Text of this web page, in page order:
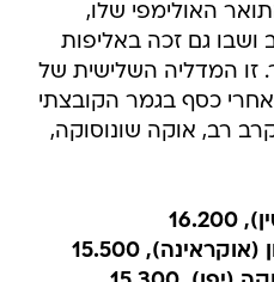
האולימפי שלו,
גם זכה באליפות
זו המדליה השלישית של
ה-26 בפריז, אחרי כסף בגמר הקובצתי
רב, אוקה שונוסוקה,
15.500